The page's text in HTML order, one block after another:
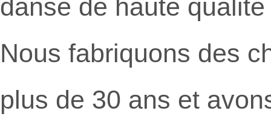
danse de haute
Nous fabriquons des
plus de 30 ans et